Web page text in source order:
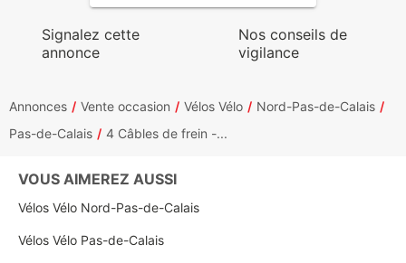
Signalez cette
annonce
Nos conseils de
vigilance
Annonces Vente occasion Vélos Vélo
Nord-Pas-de-Calais
Pas-de-Calais
4 Câbles de frein -...
VOUS AIMEREZ AUSSI
Vélos Vélo Nord-Pas-de-Calais
Vélos Vélo Pas-de-Calais